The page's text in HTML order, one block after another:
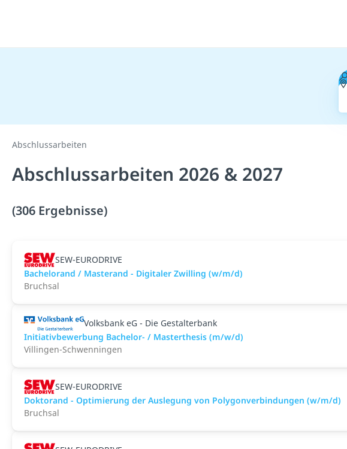
Abschlussarbeiten
Abschlussarbeiten 2026 & 2027
(306 Ergebnisse)
SEW-EURODRIVE
Bachelorand / Masterand - Digitaler Zwilling (w/m/d)
Bruchsal
Volksbank eG - Die Gestalterbank
Initiativbewerbung Bachelor- / Masterthesis (m/w/d)
Villingen-Schwenningen
SEW-EURODRIVE
Doktorand - Optimierung der Auslegung von Polygonverbindungen (w/m/d)
Bruchsal